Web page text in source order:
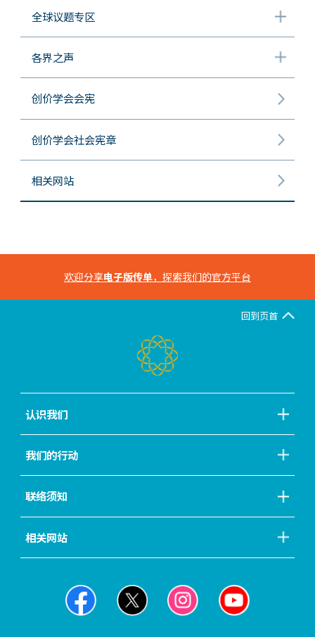
全球议题专区
各界之声
创价学会会宪
创价学会社会宪章
相关网站
欢迎分享电子版传单，探索我们的官方平台
回到页首
认识我们
我们的行动
联络须知
相关网站